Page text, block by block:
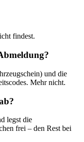
findest.
und die
Mehr nicht.
legst die
frei – den Rest bei